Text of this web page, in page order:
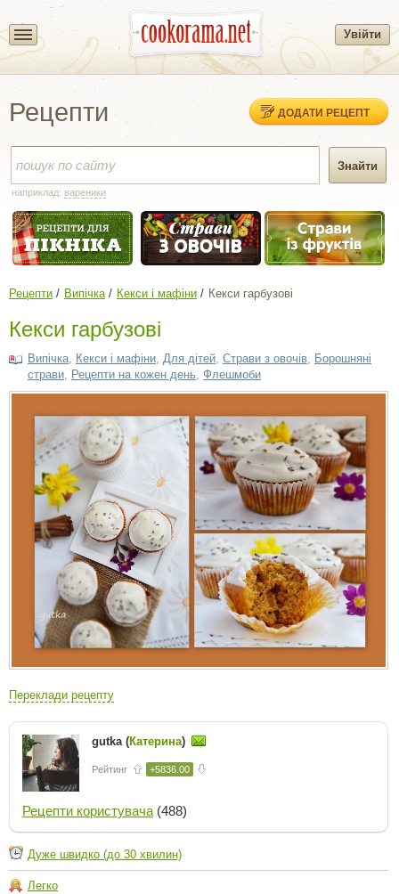
Увійти
Рецепти ДОДАТИ РЕЦЕПТ
наприклад: вареники
Рецепти Випічка Кекси і мафіни Кекси гарбузові
Кекси гарбузові
Випічка Кекси і мафіни Для дітей Страви з овочів Борошняні
страви Рецепти на кожен день Флешмоби
Переклади рецепту
gutka (Катерина)
Рейтинг +5836.00
Рецепти користувача (488)
Дуже швидко (до 30 хвилин)
Легко